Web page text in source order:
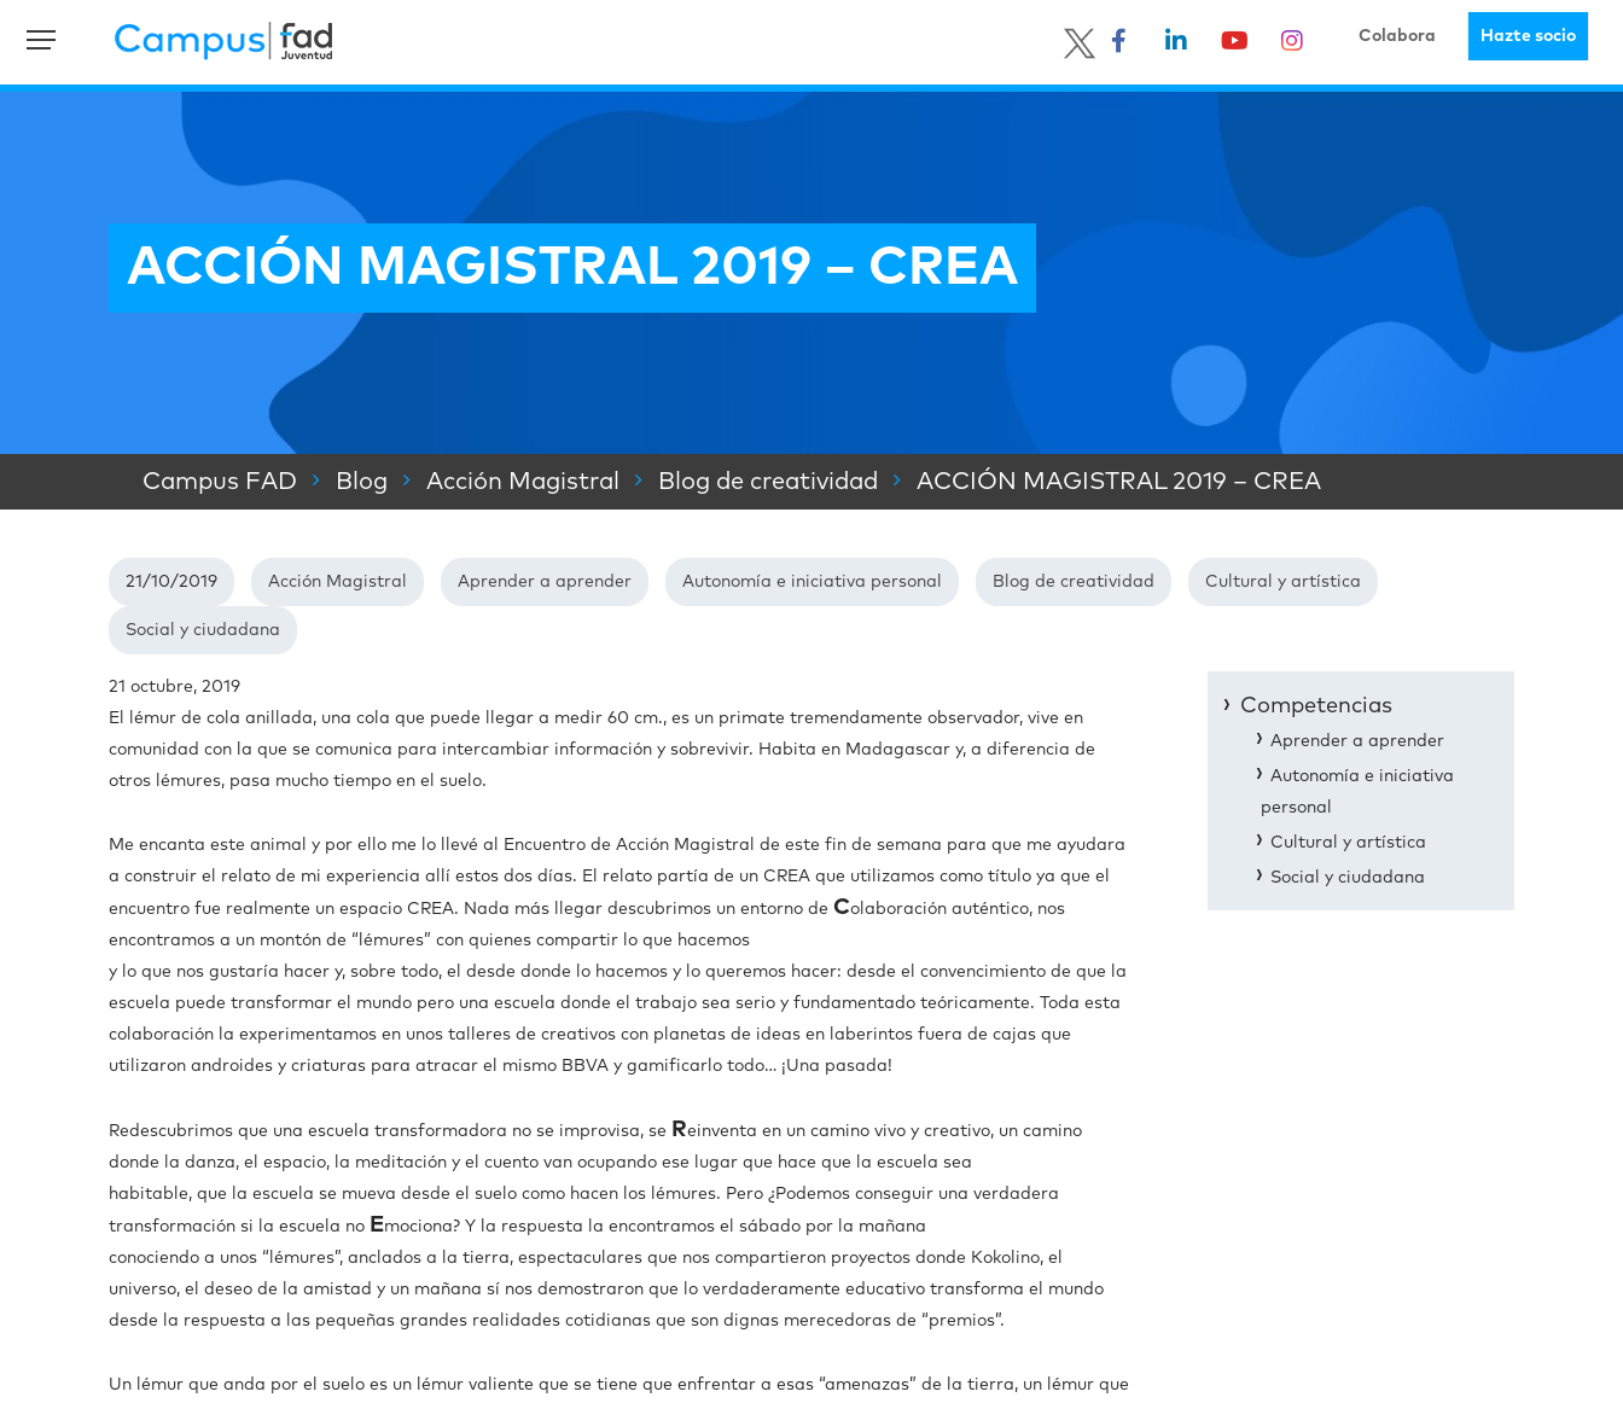
Colabora Hazte socio
ACCIÓN MAGISTRAL 2019 – CREA
Campus FAD Blog Acción Magistral Blog de creatividad ACCIÓN MAGISTRAL 2019 – CREA
21/10/2019 Acción Magistral Aprender a aprender Autonomía e iniciativa personal Blog de creatividad Cultural y artística
Social y ciudadana
21 octubre, 2019
El lémur de cola anillada, una cola que puede llegar a medir 60 cm., es un primate tremendamente observador, vive en
comunidad con la que se comunica para intercambiar información y sobrevivir. Habita en Madagascar y, a diferencia de
otros lémures, pasa mucho tiempo en el suelo.
Me encanta este animal y por ello me lo llevé al Encuentro de Acción Magistral de este fin de semana para que me ayudara
a construir el relato de mi experiencia allí estos dos días. El relato partía de un CREA que utilizamos como título ya que el
encuentro fue realmente un espacio CREA. Nada más llegar descubrimos un entorno de Colaboración auténtico, nos
encontramos a un montón de “lémures” con quienes compartir lo que hacemos
y lo que nos gustaría hacer y, sobre todo, el desde donde lo hacemos y lo queremos hacer: desde el convencimiento de que la
escuela puede transformar el mundo pero una escuela donde el trabajo sea serio y fundamentado teóricamente. Toda esta
colaboración la experimentamos en unos talleres de creativos con planetas de ideas en laberintos fuera de cajas que
utilizaron androides y criaturas para atracar el mismo BBVA y gamificarlo todo… ¡Una pasada!
Redescubrimos que una escuela transformadora no se improvisa, se Reinventa en un camino vivo y creativo, un camino
donde la danza, el espacio, la meditación y el cuento van ocupando ese lugar que hace que la escuela sea
habitable, que la escuela se mueva desde el suelo como hacen los lémures. Pero ¿Podemos conseguir una verdadera
transformación si la escuela no Emociona? Y la respuesta la encontramos el sábado por la mañana
conociendo a unos “lémures”, anclados a la tierra, espectaculares que nos compartieron proyectos donde Kokolino, el
universo, el deseo de la amistad y un mañana sí nos demostraron que lo verdaderamente educativo transforma el mundo
desde la respuesta a las pequeñas grandes realidades cotidianas que son dignas merecedoras de “premios”.
Un lémur que anda por el suelo es un lémur valiente que se tiene que enfrentar a esas “amenazas” de la tierra, un lémur que
Competencias
Aprender a aprender
Autonomía e iniciativa
personal
Cultural y artística
Social y ciudadana